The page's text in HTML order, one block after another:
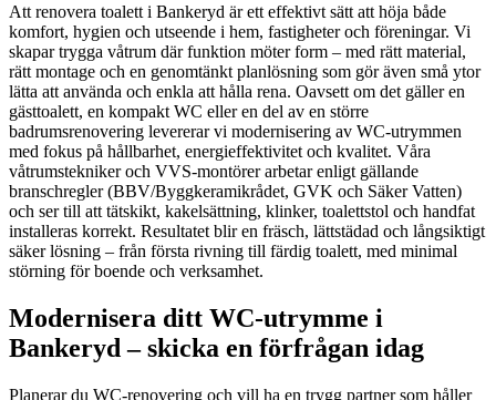
Att renovera toalett i Bankeryd är ett effektivt sätt att höja både
komfort, hygien och utseende i hem, fastigheter och föreningar. Vi
skapar trygga våtrum där funktion möter form – med rätt material,
rätt montage och en genomtänkt planlösning som gör även små ytor
lätta att använda och enkla att hålla rena. Oavsett om det gäller en
gästtoalett, en kompakt WC eller en del av en större
badrumsrenovering levererar vi modernisering av WC‑utrymmen
med fokus på hållbarhet, energieffektivitet och kvalitet. Våra
våtrumstekniker och VVS‑montörer arbetar enligt gällande
branschregler (BBV/Byggkeramikrådet, GVK och Säker Vatten)
och ser till att tätskikt, kakelsättning, klinker, toalettstol och handfat
installeras korrekt. Resultatet blir en fräsch, lättstädad och långsiktigt
säker lösning – från första rivning till färdig toalett, med minimal
störning för boende och verksamhet.
Modernisera ditt WC‑utrymme i
Bankeryd – skicka en förfrågan idag
Planerar du WC‑renovering och vill ha en trygg partner som håller